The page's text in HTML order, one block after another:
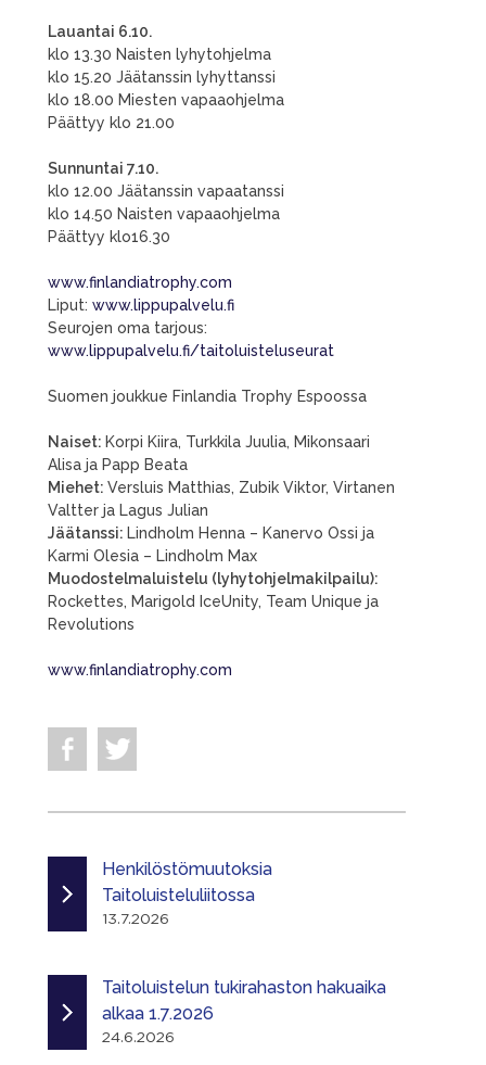
Lauantai 6.10.
klo 13.30 Naisten lyhytohjelma
klo 15.20 Jäätanssin lyhyttanssi
klo 18.00 Miesten vapaaohjelma
Päättyy klo 21.00
Sunnuntai 7.10.
klo 12.00 Jäätanssin vapaatanssi
klo 14.50 Naisten vapaaohjelma
Päättyy klo16.30
www.finlandiatrophy.com
Liput: www.lippupalvelu.f
Seurojen oma tarjous:
www.lippupalvelu.fi/taitoluisteluseurat
Suomen joukkue Finlandia Trophy Espoossa
Naiset: Korpi Kiira, Turkkila Juulia, Mikonsaari
Alisa ja Papp Beata
Miehet: Versluis Matthias, Zubik Viktor, Virtanen
Valtter ja Lagus Julian
Jäätanssi: Lindholm Henna – Kanervo Ossi ja
Karmi Olesia – Lindholm Max
Muodostelmaluistelu (lyhytohjelmakilpailu):
Rockettes, Marigold IceUnity, Team Unique ja
Revolutions
www.finlandiatrophy.com
Henkilöstömuutoksia
Taitoluisteluliitossa
13.7.2026
Taitoluistelun tukirahaston hakuaika
alkaa 1.7.2026
24.6.2026